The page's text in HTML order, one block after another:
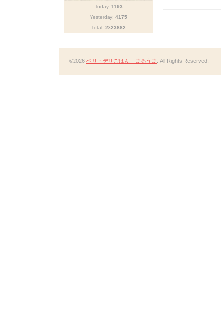
Today: 1193
Yesterday: 4175
Total: 2823882
©2026 ベリ・デリごはん まるうま . All Rights Reserved.